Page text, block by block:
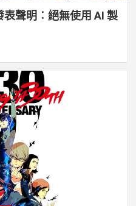
表聲明︰絕無使用 AI 製